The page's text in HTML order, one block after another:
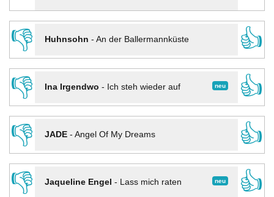
👎
Huhnsohn - An der Ballermannküste
👍
👎
neu
Ina Irgendwo - Ich steh wieder auf
👍
👎
JADE- Angel Of My Dreams
👍
👎
neu
Jaqueline Engel - Lass mich raten
👍